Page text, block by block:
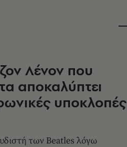
Λένον που
αποκαλύπτει
υποκλοπές
των Beatles λόγω